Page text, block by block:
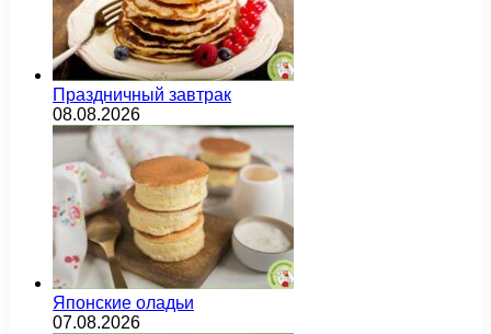
Праздничный завтрак
08.08.2026
Японские оладьи
07.08.2026